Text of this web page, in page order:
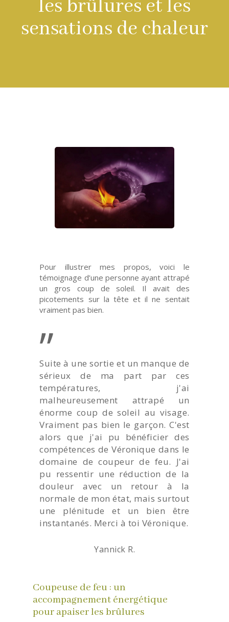
les brûlures et les
sensations de chaleur
Coupeuse de feu : un
accompagnement énergétique
pour apaiser les brûlures
Pour illustrer mes propos, voici le
témoignage d’une personne ayant attrapé
un gros coup de soleil. Il avait des
picotements sur la tête et il ne sentait
vraiment pas bien.
”
Suite à une sortie et un manque de
sérieux de ma part par ces
températures, j'ai
malheureusement attrapé un
énorme coup de soleil au visage.
Vraiment pas bien le garçon. C'est
alors que j'ai pu bénéficier des
compétences de Véronique dans le
domaine de coupeur de feu. J'ai
pu ressentir une réduction de la
douleur avec un retour à la
normale de mon état, mais surtout
une plénitude et un bien être
instantanés. Merci à toi Véronique.
Yannick R.